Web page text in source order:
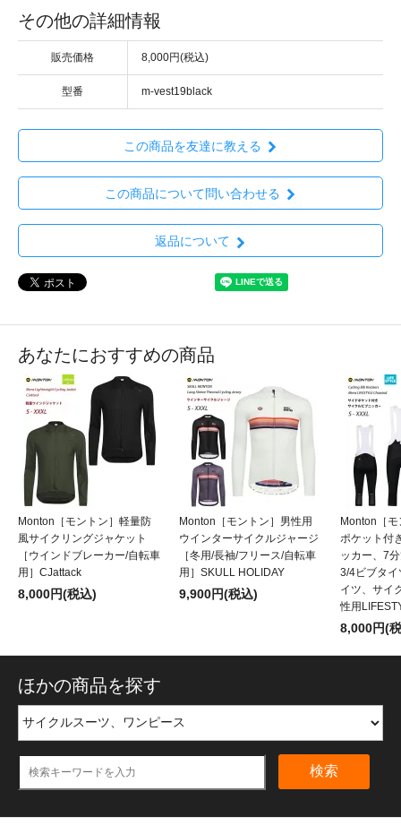
その他の詳細情報
販売価格 8,000円(税込)
型番 m-vest19black
この商品を友達に教える
この商品について問い合わせる
返品について
あなたにおすすめの商品
Monton［モントン］軽量防
風サイクリングジャケット
［ウインドブレーカー/自転車
用］CJattack
8,000円(税込)
Monton［モントン］男性用
ウインターサイクルジャージ
［冬用/長袖/フリース/自転車
用］SKULL HOLIDAY
9,900円(税込)
Monton［
ポケット付
ッカー、7
3/4ビブタ
イツ、サイ
性用
8,000円(
ほかの商品を探す
検索